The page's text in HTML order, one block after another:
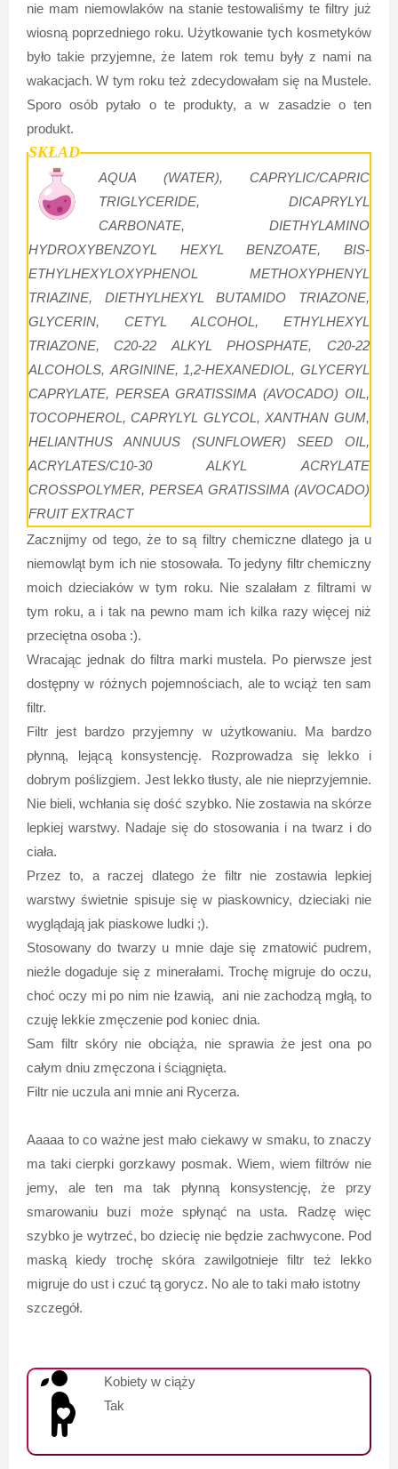
nie mam niemowlaków na stanie testowaliśmy te filtry już
wiosną poprzedniego roku. Użytkowanie tych kosmetyków
było takie przyjemne, że latem rok temu były z nami na
wakacjach. W tym roku też zdecydowałam się na Mustele.
Sporo osób pytało o te produkty, a w zasadzie o ten
produkt.
SKŁAD
AQUA (WATER), CAPRYLIC/CAPRIC
TRIGLYCERIDE, DICAPRYLYL
CARBONATE, DIETHYLAMINO
HYDROXYBENZOYL HEXYL BENZOATE, BIS-
ETHYLHEXYLOXYPHENOL METHOXYPHENYL
TRIAZINE, DIETHYLHEXYL BUTAMIDO TRIAZONE,
GLYCERIN, CETYL ALCOHOL, ETHYLHEXYL
TRIAZONE, C20-22 ALKYL PHOSPHATE, C20-22
ALCOHOLS, ARGININE, 1,2-HEXANEDIOL, GLYCERYL
CAPRYLATE, PERSEA GRATISSIMA (AVOCADO) OIL,
TOCOPHEROL, CAPRYLYL GLYCOL, XANTHAN GUM,
HELIANTHUS ANNUUS (SUNFLOWER) SEED OIL,
ACRYLATES/C10-30 ALKYL ACRYLATE
CROSSPOLYMER, PERSEA GRATISSIMA (AVOCADO)
FRUIT EXTRACT
Zacznijmy od tego, że to są filtry chemiczne dlatego ja u
niemowląt bym ich nie stosowała. To jedyny filtr chemiczny
moich dzieciaków w tym roku. Nie szalałam z filtrami w
tym roku, a i tak na pewno mam ich kilka razy więcej niż
przeciętna osoba :).
Wracając jednak do filtra marki mustela. Po pierwsze jest
dostępny w różnych pojemnościach, ale to wciąż ten sam
filtr.
Filtr jest bardzo przyjemny w użytkowaniu. Ma bardzo
płynną, lejącą konsystencję. Rozprowadza się lekko i
dobrym poślizgiem. Jest lekko tłusty, ale nie nieprzyjemnie.
Nie bieli, wchłania się dość szybko. Nie zostawia na skórze
lepkiej warstwy. Nadaje się do stosowania i na twarz i do
ciała.
Przez to, a raczej dlatego że filtr nie zostawia lepkiej
warstwy świetnie spisuje się w piaskownicy, dzieciaki nie
wyglądają jak piaskowe ludki ;).
Stosowany do twarzy u mnie daje się zmatowić pudrem,
nieźle dogaduje się z minerałami. Trochę migruje do oczu,
choć oczy mi po nim nie łzawią, ani nie zachodzą mgłą, to
czuję lekkie zmęczenie pod koniec dnia.
Sam filtr skóry nie obciąża, nie sprawia że jest ona po
całym dniu zmęczona i ściągnięta.
Filtr nie uczula ani mnie ani Rycerza.
Aaaaa to co ważne jest mało ciekawy w smaku, to znaczy
ma taki cierpki gorzkawy posmak. Wiem, wiem filtrów nie
jemy, ale ten ma tak płynną konsystencję, że przy
smarowaniu buzi może spłynąć na usta. Radzę więc
szybko je wytrzeć, bo dziecię nie będzie zachwycone. Pod
maską kiedy trochę skóra zawilgotnieje filtr też lekko
migruje do ust i czuć tą gorycz. No ale to taki mało istotny
szczegół.
Kobiety w ciąży
Tak